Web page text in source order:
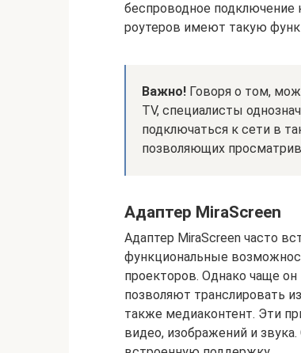
беспроводное
роутеров имеют такую
Важно! Говоря о том,
TV, специалисты
подключаться к сети в
позволяющих
Адаптер MiraScreen
Адаптер MiraScreen часто
функциональные
проекторов. Однако чаще
позволяют транслировать
также медиаконтент. Эти
видео, изображений и